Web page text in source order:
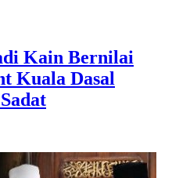
Kain Bernilai
Kuala Dasal